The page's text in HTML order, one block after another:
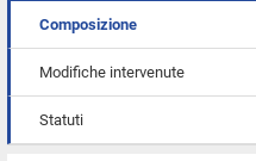
Composizione
Modifiche intervenute
Statuti